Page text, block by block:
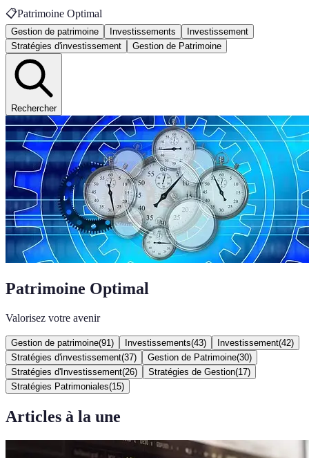
📋Patrimoine Optimal
Gestion de patrimoine Investissements
Investissement
Stratégies d'investissement
Gestion de Patrimoine
Rechercher
Patrimoine Optimal
Valorisez votre avenir
Gestion de patrimoine(91 ) Investissements(43) Investissement(42)
Stratégies d'investissement(37) Gestion de Patrimoine(30)
Stratégies d'Investissement(26) Stratégies de Gestion(17)
Stratégies Patrimoniales(15)
Articles à la une